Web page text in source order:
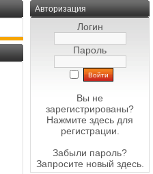
Авторизация
Логин
Пароль
Вы не
зарегистрированы?
Нажмите здесь для
регистрации.
Забыли пароль?
Запросите новый здесь.